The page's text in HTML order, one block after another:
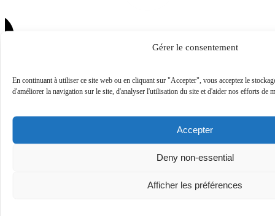
Gérer le consentement
En continuant à utiliser ce site web ou en cliquant sur "Accepter", vous acceptez le
d'améliorer la navigation sur le site, d'analyser l'utilisation du site et d'aider nos efforts de
Accepter
Deny non-essential
Afficher les préférences